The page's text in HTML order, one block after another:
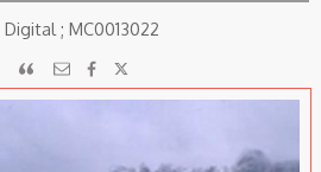
; MC0013022
ReportarCitar